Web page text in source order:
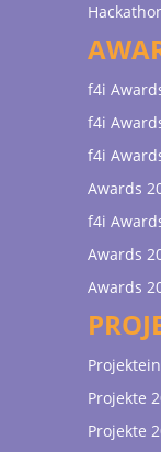
f4i
f4i
f4i
Awards
f4i
Awards
Awards
Projekte
Projekte